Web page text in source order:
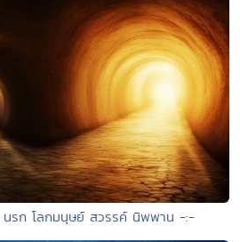
นรก โลกมนุษย์ สวรรค์ นิพพาน -:-